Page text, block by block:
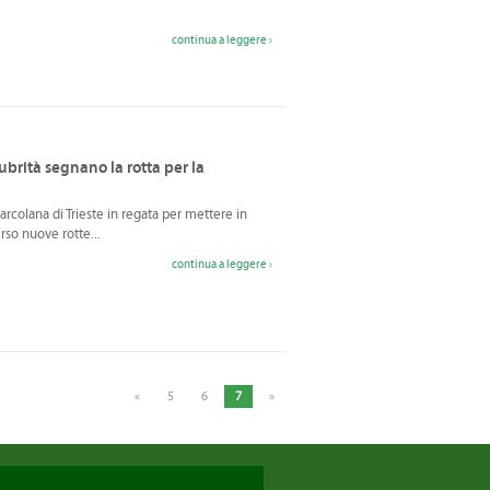
agricoltura,
Confagri: dal
31.07.2026
continua a leggere ›
segnano la rotta per la
di Trieste in regata per mettere in
nuove rotte...
continua a leggere ›
« 5 6 7 »